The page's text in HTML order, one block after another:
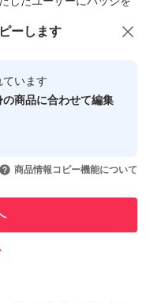
全なユーザーです
了させた実績があります
引実績があります
ーします
ています
の商品に合わせて編集
商品情報コピー機能について